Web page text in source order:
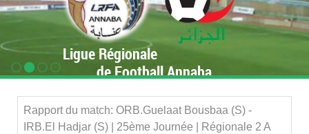
Ligue Régionale
de Football Annaba
Rapport du match: ORB.Guelaat Bousbaa (S) -
IRB.El Hadjar (S) | 25ème Journée | Régionale 2 A